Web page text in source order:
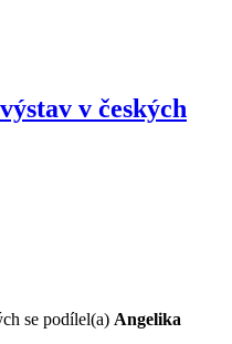
v českých
se podílel(a) Angelika